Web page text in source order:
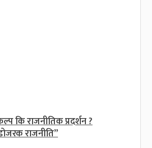
कि राजनीतिक प्रदर्शन ?
राजनीति”